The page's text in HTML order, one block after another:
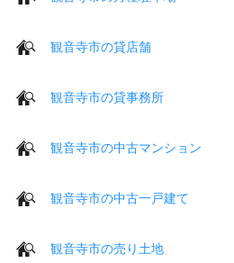
観音寺市の貸店舗
観音寺市の貸事務所
観音寺市の中古マンション
観音寺市の中古一戸建て
観音寺市の売り土地